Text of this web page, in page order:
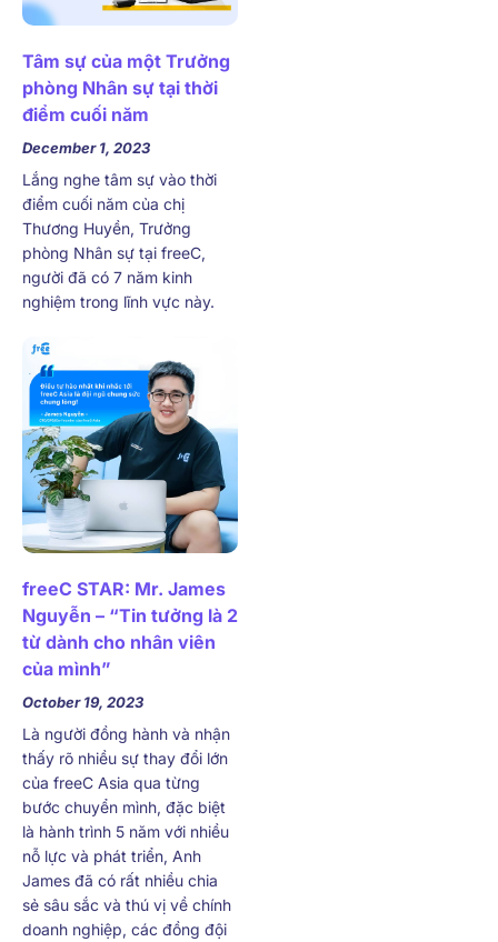
Tâm sự của một Trưởng
phòng Nhân sự tại thời
điểm cuối năm
December 1, 2023
Lắng nghe tâm sự vào thời
điểm cuối năm của chị
Thương Huyền, Trưởng
phòng Nhân sự tại freeC,
người đã có 7 năm kinh
nghiệm trong lĩnh vực này.
freeC STAR: Mr. James
Nguyễn – “Tin tưởng là 2
từ dành cho nhân viên
của mình”
October 19, 2023
Là người đồng hành và nhận
thấy rõ nhiều sự thay đổi lớn
của freeC Asia qua từng
bước chuyển mình, đặc biệt
là hành trình 5 năm với nhiều
nỗ lực và phát triển, Anh
James đã có rất nhiều chia
sẻ sâu sắc và thú vị về chính
doanh nghiệp, các đồng đội